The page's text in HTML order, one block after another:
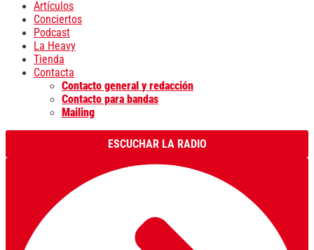
Artículos
Conciertos
Podcast
La Heavy
Tienda
Contacta
Contacto general y redacción
Contacto para bandas
Mailing
ESCUCHAR LA RADIO